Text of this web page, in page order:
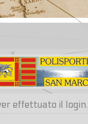
effettuato il login.